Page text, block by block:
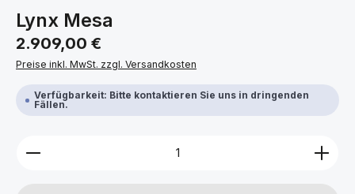
Lynx Mesa
Regulärer Preis:
2.909,00 €
Preise inkl. MwSt. zzgl. Versandkosten
Verfügbarkeit: Bitte kontaktieren Sie uns in dringenden
Fällen.
Produkt Anzahl: Gib den gewünschten Wert ein